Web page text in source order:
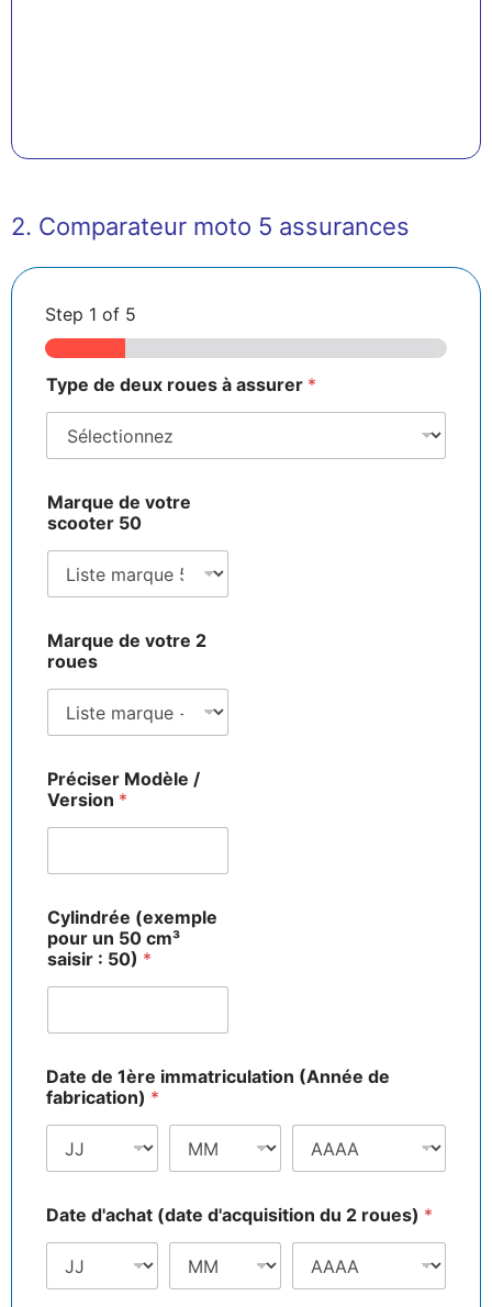
2. Comparateur moto 5 assurances
Step 1 of 5
Type de deux roues à assurer *
Marque de votre
scooter 50
Marque de votre 2
roues
Préciser Modèle /
Version *
Cylindrée (exemple
pour un 50 cm³
saisir : 50) *
a
r
a
t
e
s
u
T
Date de 1ère immatriculation (Année de
fabrication) *
Date d'achat (date d'acquisition du 2 roues) *